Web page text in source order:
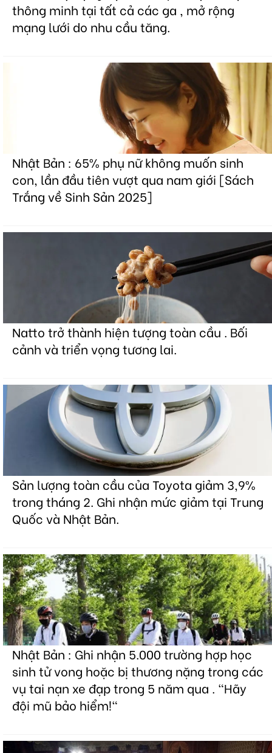
thông minh tại tất cả các ga , mở rộng
mạng lưới do nhu cầu tăng.
Nhật Bản : 65% phụ nữ không muốn sinh
con, lần đầu tiên vượt qua nam giới [Sách
Trắng về Sinh Sản 2025]
Natto trở thành hiện tượng toàn cầu . Bối
cảnh và triển vọng tương lai.
Sản lượng toàn cầu của Toyota giảm 3,9%
trong tháng 2. Ghi nhận mức giảm tại Trung
Quốc và Nhật Bản.
Nhật Bản : Ghi nhận 5.000 trường hợp học
sinh tử vong hoặc bị thương nặng trong các
vụ tai nạn xe đạp trong 5 năm qua . "Hãy
đội mũ bảo hiểm!"